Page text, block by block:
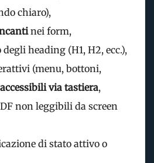
chiaro),
nei form,
heading (H1, H2, ecc.),
(menu, bottoni,
via tastiera,
non leggibili da screen
di stato attivo o